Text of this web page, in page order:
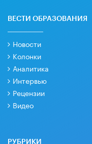
ВЕСТИ ОБРАЗОВАНИЯ
Новости
Колонки
Аналитика
Интервью
Рецензии
Видео
РУБРИКИ